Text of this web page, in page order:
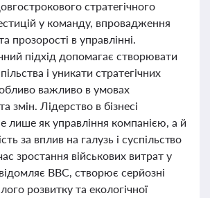
стратегічного
у команду, впровадження
прозорості в управлінні.
підхід допомагає створювати
і уникати стратегічних
важливо в умовах
змін. Лідерство в бізнесі
лише як управління компанією, а й
за вплив на галузь і суспільство
зростання військових витрат у
BBC, створює серйозні
розвитку та екологічної